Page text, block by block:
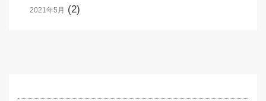
2021年5月 (2)